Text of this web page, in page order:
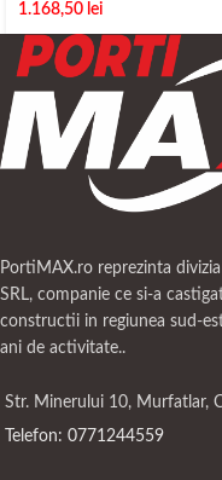
1.168,50 lei
PortiMAX.ro reprezinta
SRL, companie ce si-a
constructii in regiunea sud-
ani de activitate..
Str. Minerului 10, Murfatlar,
Telefon: 0771244559